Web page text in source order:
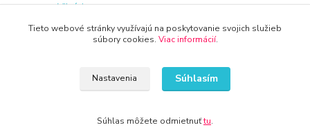
Viktória
+421 940 949 000
Tieto webové stránky využívajú na poskytovanie svojich služieb
súbory cookies. Viac informácií.
Nastavenia Súhlasím
Súhlas môžete odmietnuťtu.